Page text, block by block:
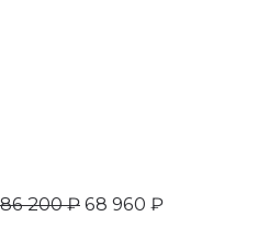
86 200₽ 68 960 ₽